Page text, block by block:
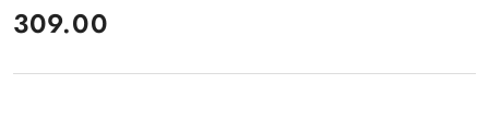
cena:
309.00